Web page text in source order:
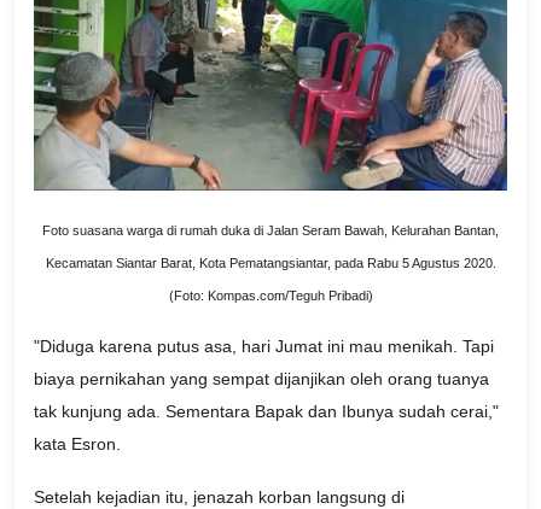
Foto suasana warga di rumah duka di Jalan Seram Bawah, Kelurahan Bantan,
Kecamatan Siantar Barat, Kota Pematangsiantar, pada Rabu 5 Agustus 2020.
(Foto: Kompas.com/Teguh Pribadi)
"Diduga karena putus asa, hari Jumat ini mau menikah. Tapi
biaya pernikahan yang sempat dijanjikan oleh orang tuanya
tak kunjung ada. Sementara Bapak dan Ibunya sudah cerai,"
kata Esron.
Setelah kejadian itu, jenazah korban langsung di